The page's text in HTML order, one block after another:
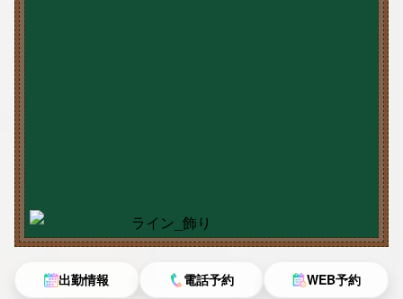
出勤情報 電話予約 WEB予約